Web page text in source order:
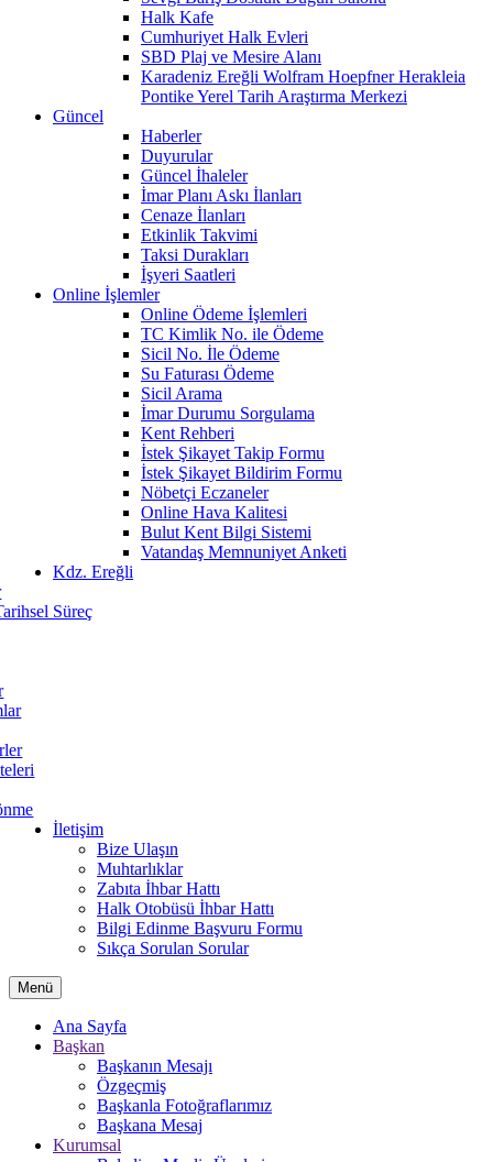
Halk Kafe
Cumhuriyet Halk Evleri
SBD Plaj ve Mesire Alanı
Karadeniz Ereğli Wolfram Hoepfner Herakleia
Pontike Yerel Tarih Araştırma Merkezi
Güncel
Haberler
Duyurular
Güncel İhaleler
İmar Planı Askı İlanları
Cenaze İlanları
Etkinlik Takvimi
Taksi Durakları
İşyeri Saatleri
Online İşlemler
Online Ödeme İşlemleri
TC Kimlik No. ile Ödeme
Sicil No. İle Ödeme
Su Faturası Ödeme
Sicil Arama
İmar Durumu Sorgulama
Kent Rehberi
İstek Şikayet Takip Formu
İstek Şikayet Bildirim Formu
Nöbetçi Eczaneler
Online Hava Kalitesi
Bulut Kent Bilgi Sistemi
Vatandaş Memnuniyet Anketi
Kdz. Ereğli
Süreç
İletişim
Bize Ulaşın
Muhtarlıklar
Zabıta İhbar Hattı
Halk Otobüsü İhbar Hattı
Bilgi Edinme Başvuru Formu
Sıkça Sorulan Sorular
Menü
Ana Sayfa
Başkan
Başkanın Mesajı
Özgeçmiş
Başkanla Fotoğraflarımız
Başkana Mesaj
Kurumsal